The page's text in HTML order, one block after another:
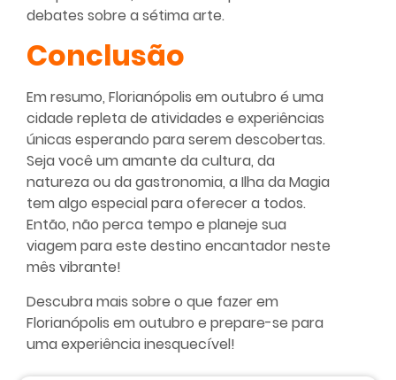
debates sobre a sétima arte.
Conclusão
Em resumo, Florianópolis em outubro é uma
cidade repleta de atividades e experiências
únicas esperando para serem descobertas.
Seja você um amante da cultura, da
natureza ou da gastronomia, a Ilha da Magia
tem algo especial para oferecer a todos.
Então, não perca tempo e planeje sua
viagem para este destino encantador neste
mês vibrante!
Descubra mais sobre o que fazer em
Florianópolis em outubro e prepare-se para
uma experiência inesquecível!